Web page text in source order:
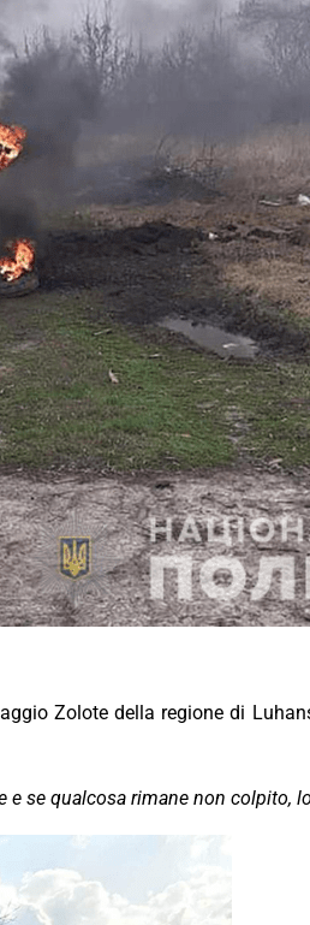
Zolote della regione di
se qualcosa rimane non colpito, lo